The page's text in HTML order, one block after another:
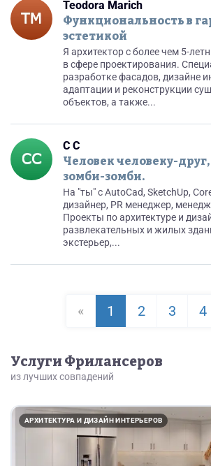
Teodora Marich
Функциональность в
эстетикой
Я архитектор с более чем 5-
в сфере проектирования.
разработке фасадов, дизайне
адаптации и реконструкции
объектов, а также...
С С
Человек человеку-
зомби-зомби.
На "ты" с AutoCad, SketchUp,
дизайнер, PR менеджер,
Проекты по архитектуре и
развлекательных и жилых
экстерьер,...
« 1 2 3 4
Услуги Фрилансеров
из лучших совпадений
АРХИТЕКТУРА И ДИЗАЙН ИНТЕРЬЕРОВ